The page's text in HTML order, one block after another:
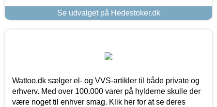
Se udvalget på Hedestoker.dk
Wattoo.dk sælger el- og VVS-artikler til både private og
erhverv. Med over 100.000 varer på hylderne skulle der
være noget til enhver smag. Klik her for at se deres